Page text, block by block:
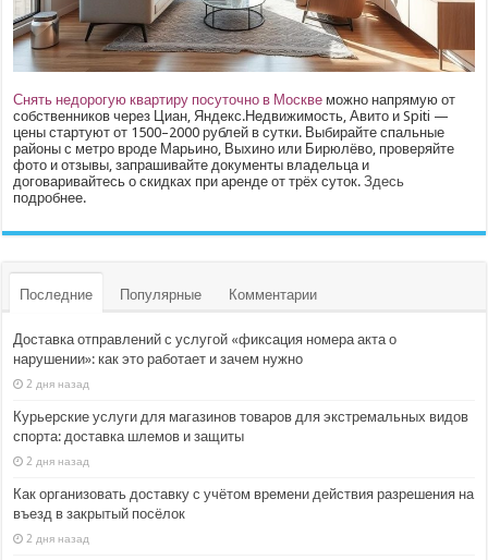
Снять недорогую квартиру посуточно в Москве можно напрямую от
собственников через Циан, Яндекс.Недвижимость, Авито и Spiti —
цены стартуют от 1500–2000 рублей в сутки. Выбирайте спальные
районы с метро вроде Марьино, Выхино или Бирюлёво, проверяйте
фото и отзывы, запрашивайте документы владельца и
договаривайтесь о скидках при аренде от трёх суток.Здесь
подробнее.
Последние Популярные Комментарии
Доставка отправлений с услугой «фиксация номера акта о
нарушении»: как это работает и зачем нужно
2 дня назад
Курьерские услуги для магазинов товаров для экстремальных видов
спорта: доставка шлемов и защиты
2 дня назад
Как организовать доставку с учётом времени действия разрешения на
въезд в закрытый посёлок
2 дня назад